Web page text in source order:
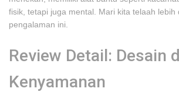
fisik, tetapi juga mental. Mari kita telaah lebih
pengalaman ini.
Review Detail: Desain
Kenyamanan